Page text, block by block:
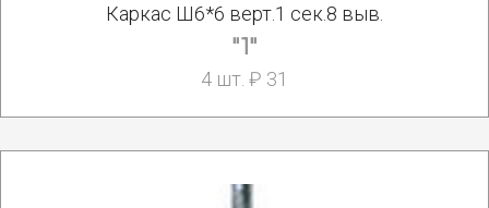
Каркас Ш6*6 верт.1 сек.8 выв.
"1"
4 шт. ₽ 31